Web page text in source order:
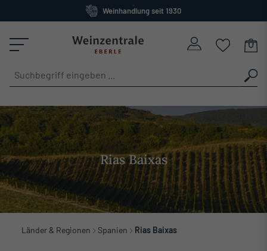
Weinhandlung seit 1930
versandkostenfrei ab 120 Euro
Rias Baixas
Länder & Regionen Spanien Rias Baixas